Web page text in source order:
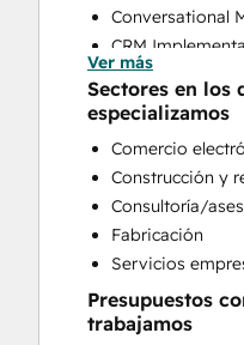
Conversational
CRM
CRM Migration
Custom API
Customer
Customer
Customer
Email Marketing
Full Inbound
Help Desk
HubSpot
Paid Advertising
Ver más
Sectores en los
especializamos
Comercio
Construcción y
Consultoría/
Fabricación
Servicios
Presupuestos
trabajamos